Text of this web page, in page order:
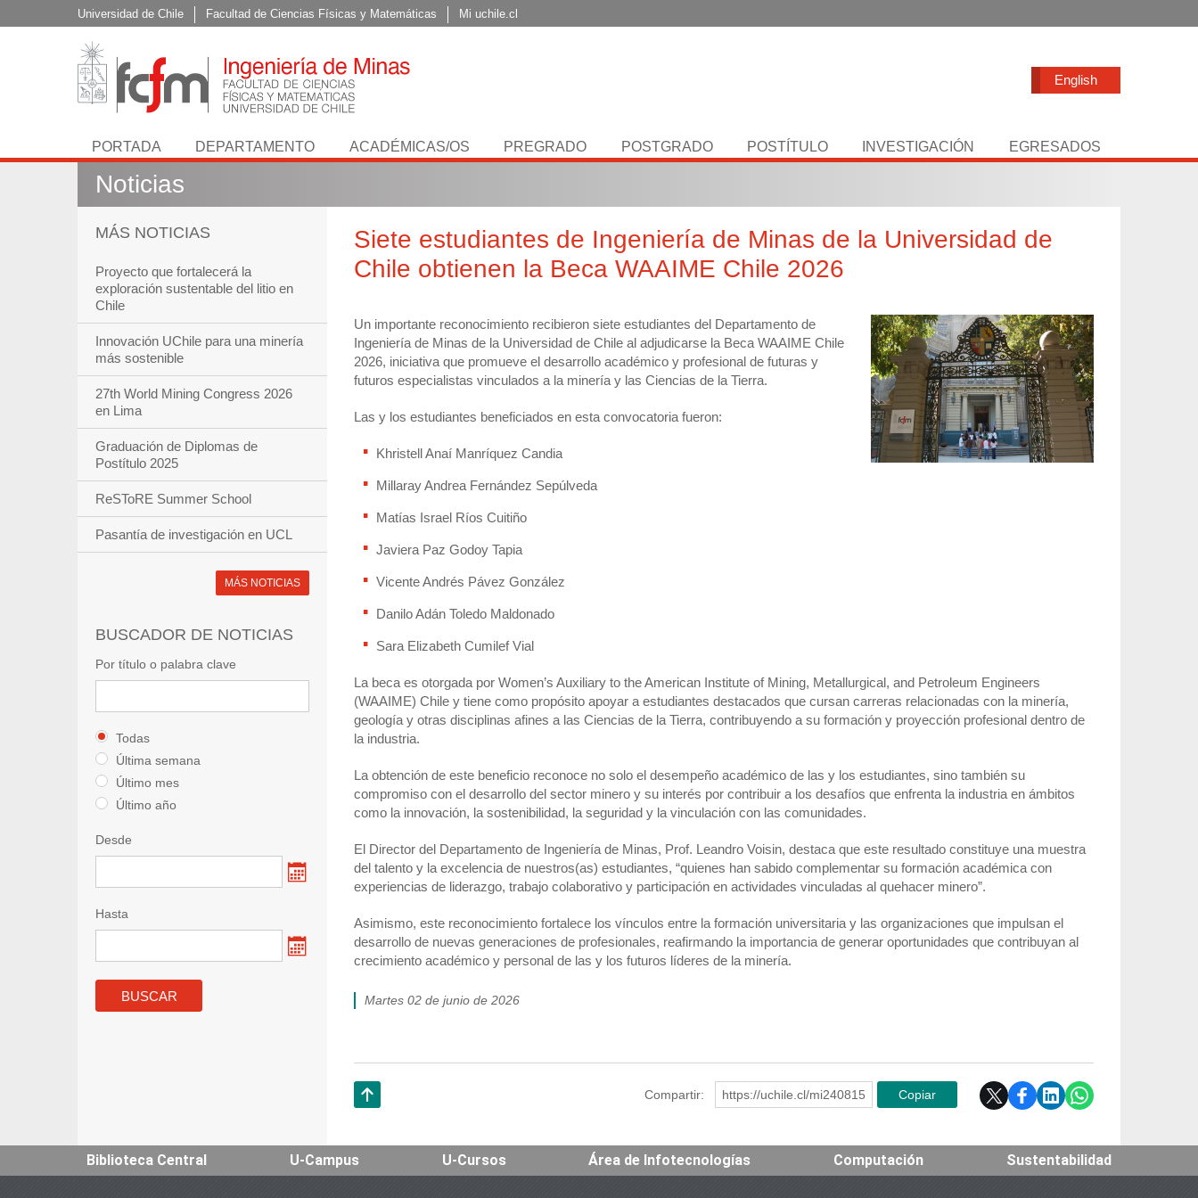
Universidad de Chile Facultad de Ciencias Físicas y Matemáticas Mi uchile.cl
English
PORTADA DEPARTAMENTO ACADÉMICAS/OS PREGRADO POSTGRADO POSTÍTULO INVESTIGACIÓN EGRESADOS
Noticias
MÁS NOTICIAS
Proyecto que fortalecerá la
exploración sustentable del litio en
Chile
Innovación UChile para una minería
más sostenible
27th World Mining Congress 2026
en Lima
Graduación de Diplomas de
Postítulo 2025
ReSToRE Summer School
Pasantía de investigación en UCL
MÁS NOTICIAS
BUSCADOR DE NOTICIAS
Por título o palabra clave
Todas
Última semana
Último mes
Último año
Desde
Hasta
Siete estudiantes de Ingeniería de Minas de la Universidad de
Chile obtienen la Beca WAAIME Chile 2026
Un importante reconocimiento recibieron siete estudiantes del Departamento de
Ingeniería de Minas de la Universidad de Chile al adjudicarse la Beca WAAIME Chile
2026, iniciativa que promueve el desarrollo académico y profesional de futuras y
futuros especialistas vinculados a la minería y las Ciencias de la Tierra.
Las y los estudiantes beneficiados en esta convocatoria fueron:
Khristell Anaí Manríquez Candia
Millaray Andrea Fernández Sepúlveda
Matías Israel Ríos Cuitiño
Javiera Paz Godoy Tapia
Vicente Andrés Pávez González
Danilo Adán Toledo Maldonado
Sara Elizabeth Cumilef Vial
La beca es otorgada por Women’s Auxiliary to the American Institute of Mining, Metallurgical, and Petroleum Engineers
(WAAIME) Chile y tiene como propósito apoyar a estudiantes destacados que cursan carreras relacionadas con la minería,
geología y otras disciplinas afines a las Ciencias de la Tierra, contribuyendo a su formación y proyección profesional dentro de
la industria.
La obtención de este beneficio reconoce no solo el desempeño académico de las y los estudiantes, sino también su
compromiso con el desarrollo del sector minero y su interés por contribuir a los desafíos que enfrenta la industria en ámbitos
como la innovación, la sostenibilidad, la seguridad y la vinculación con las comunidades.
El Director del Departamento de Ingeniería de Minas, Prof. Leandro Voisin, destaca que este resultado constituye una muestra
del talento y la excelencia de nuestros(as) estudiantes, “quienes han sabido complementar su formación académica con
experiencias de liderazgo, trabajo colaborativo y participación en actividades vinculadas al quehacer minero”.
Asimismo, este reconocimiento fortalece los vínculos entre la formación universitaria y las organizaciones que impulsan el
desarrollo de nuevas generaciones de profesionales, reafirmando la importancia de generar oportunidades que contribuyan al
crecimiento académico y personal de las y los futuros líderes de la minería.
martes 02 de junio de 2026
Compartir: https://uchile.cl/mi240815 Copiar
Biblioteca Central U-Campus U-Cursos Área de Infotecnologías Computación Sustentabilidad